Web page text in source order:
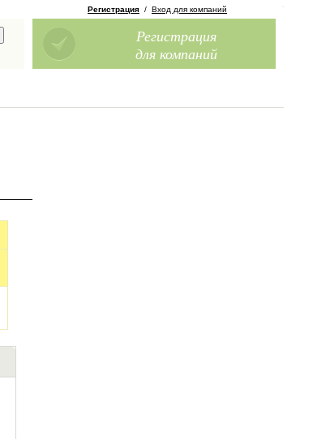
Регистрация / Вход для компаний
Регистрация
для компаний